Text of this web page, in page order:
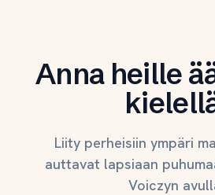
Anna heille
Liity perheisiin ympäri
auttavat lapsiaan
Voiczyn